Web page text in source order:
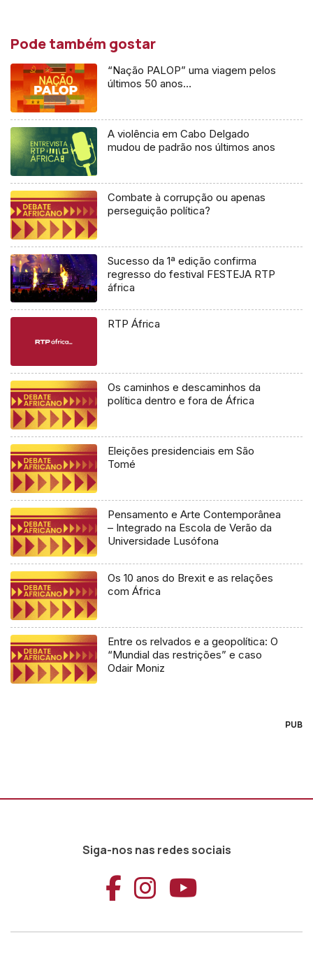
Pode também gostar
“Nação PALOP” uma viagem pelos
últimos 50 anos…
A violência em Cabo Delgado
mudou de padrão nos últimos anos
Combate à corrupção ou apenas
perseguição política?
Sucesso da 1ª edição confirma
regresso do festival FESTEJA RTP
áfrica
RTP África
Os caminhos e descaminhos da
política dentro e fora de África
Eleições presidenciais em São
Tomé
Pensamento e Arte Contemporânea
– Integrado na Escola de Verão da
Universidade Lusófona
Os 10 anos do Brexit e as relações
com África
Entre os relvados e a geopolítica: O
“Mundial das restrições” e caso
Odair Moniz
PUB
Siga-nos nas redes sociais
Aceder ao
Aceder ao
Aceder